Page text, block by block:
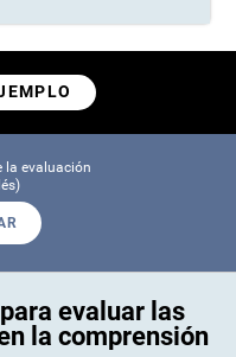
la evaluación
evaluar las
la comprensión